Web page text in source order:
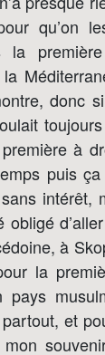
qu’on
la
donc
à
puis
intérêt,
obligé
à
la
pays
et